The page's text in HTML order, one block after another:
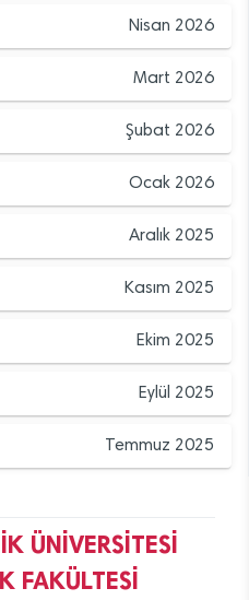
Nisan 2026
Mart 2026
Şubat 2026
Ocak 2026
Aralık 2025
Kasım 2025
Ekim 2025
Eylül 2025
Temmuz 2025
ÜNİVERSİTESİ
FAKÜLTESİ